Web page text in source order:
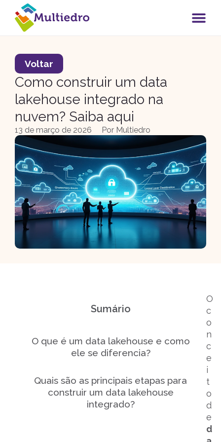
Voltar
Como construir um data
lakehouse integrado na
nuvem? Saiba aqui
13 de março de 2026 Por Multiedro
O
c
o
n
c
e
i
t
o
d
e
d
Sumário
O que é um data lakehouse e como
ele se diferencia?
Quais são as principais etapas para
construir um data lakehouse
integrado?